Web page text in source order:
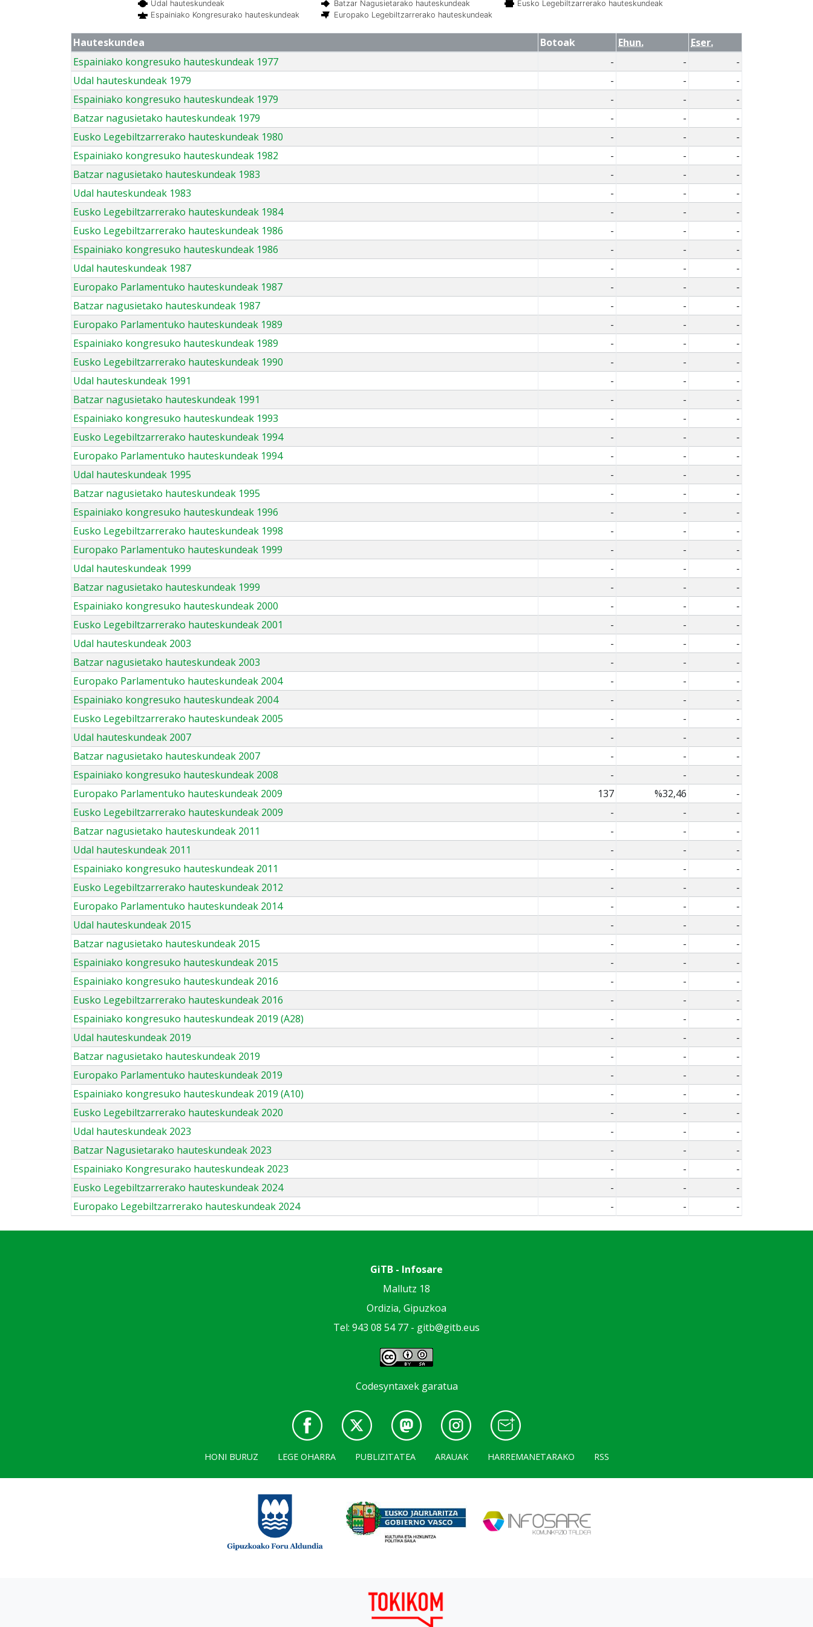
Udal hauteskundeak Batzar Nagusietarako hauteskundeak
Eusko Legebiltzarrerako hauteskundeak
Espainiako Kongresurako hauteskundeak
Europako Legebiltzarrerako hauteskundeak
Hauteskundea Botoak Ehun.
Eser.
Espainiako kongresuko hauteskundeak 1977
- -
-
Udal hauteskundeak 1979
- -
-
Espainiako kongresuko hauteskundeak 1979
- -
-
Batzar nagusietako hauteskundeak 1979
- -
-
Eusko Legebiltzarrerako hauteskundeak 1980
- -
-
Espainiako kongresuko hauteskundeak 1982
- -
-
Batzar nagusietako hauteskundeak 1983
- -
-
Udal hauteskundeak 1983
- -
-
Eusko Legebiltzarrerako hauteskundeak 1984
- -
-
Eusko Legebiltzarrerako hauteskundeak 1986
- -
-
Espainiako kongresuko hauteskundeak 1986
- -
-
Udal hauteskundeak 1987
- -
-
Europako Parlamentuko hauteskundeak 1987
- -
-
Batzar nagusietako hauteskundeak 1987
- -
-
Europako Parlamentuko hauteskundeak 1989
- -
-
Espainiako kongresuko hauteskundeak 1989
- -
-
Eusko Legebiltzarrerako hauteskundeak 1990
- -
-
Udal hauteskundeak 1991
- -
-
Batzar nagusietako hauteskundeak 1991
- -
-
Espainiako kongresuko hauteskundeak 1993
- -
-
Eusko Legebiltzarrerako hauteskundeak 1994
- -
-
Europako Parlamentuko hauteskundeak 1994
- -
-
Udal hauteskundeak 1995
- -
-
Batzar nagusietako hauteskundeak 1995
- -
-
Espainiako kongresuko hauteskundeak 1996
- -
-
Eusko Legebiltzarrerako hauteskundeak 1998
- -
-
Europako Parlamentuko hauteskundeak 1999
- -
-
Udal hauteskundeak 1999
- -
-
Batzar nagusietako hauteskundeak 1999
- -
-
Espainiako kongresuko hauteskundeak 2000
- -
-
Eusko Legebiltzarrerako hauteskundeak 2001
- -
-
Udal hauteskundeak 2003
- -
-
Batzar nagusietako hauteskundeak 2003
- -
-
Europako Parlamentuko hauteskundeak 2004
- -
-
Espainiako kongresuko hauteskundeak 2004
- -
-
Eusko Legebiltzarrerako hauteskundeak 2005
- -
-
Udal hauteskundeak 2007
- -
-
Batzar nagusietako hauteskundeak 2007
- -
-
Espainiako kongresuko hauteskundeak 2008
- -
-
Europako Parlamentuko hauteskundeak 2009
137 %32,46
-
Eusko Legebiltzarrerako hauteskundeak 2009
- -
-
Batzar nagusietako hauteskundeak 2011
- -
-
Udal hauteskundeak 2011
- -
-
Espainiako kongresuko hauteskundeak 2011
- -
-
Eusko Legebiltzarrerako hauteskundeak 2012
- -
-
Europako Parlamentuko hauteskundeak 2014
- -
-
Udal hauteskundeak 2015
- -
-
Batzar nagusietako hauteskundeak 2015
- -
-
Espainiako kongresuko hauteskundeak 2015
- -
-
Espainiako kongresuko hauteskundeak 2016
- -
-
Eusko Legebiltzarrerako hauteskundeak 2016
- -
-
Espainiako kongresuko hauteskundeak 2019 (A28)
- -
-
Udal hauteskundeak 2019
- -
-
Batzar nagusietako hauteskundeak 2019
- -
-
Europako Parlamentuko hauteskundeak 2019
- -
-
Espainiako kongresuko hauteskundeak 2019 (A10)
- -
-
Eusko Legebiltzarrerako hauteskundeak 2020
- -
-
Udal hauteskundeak 2023
- -
-
Batzar Nagusietarako hauteskundeak 2023
- -
-
Espainiako Kongresurako hauteskundeak 2023
- -
-
Eusko Legebiltzarrerako hauteskundeak 2024
- -
-
Europako Legebiltzarrerako hauteskundeak 2024
- - -
GiTB - Infosare
Mallutz 18
Ordizia, Gipuzkoa
Tel: 943 08 54 77 - gitb@gitb.eus
Codesyntaxek garatua
HONI BURUZ LEGE OHARRA PUBLIZITATEA ARAUAK HARREMANETARAKO RSS